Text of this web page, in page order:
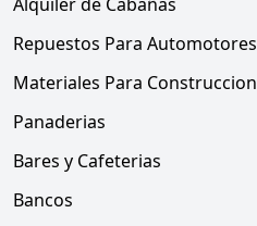
Repuestos Para Automotores
Materiales Para Construccion
Panaderias
Bares y Cafeterias
Bancos